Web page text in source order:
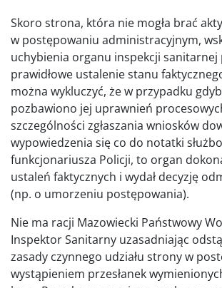
Skoro strona, która nie mogła brać
w postępowaniu administracyjnym,
uchybienia organu inspekcji sanitarnej
prawidłowe ustalenie stanu
można wykluczyć, że w przypadku
pozbawiono jej uprawnień
szczególności zgłaszania wniosków
wypowiedzenia się co do notatki
funkcjonariusza Policji, to organ
ustaleń faktycznych i wydał decyzję
(np. o umorzeniu postępowania).
Nie ma racji Mazowiecki Państwowy
Inspektor Sanitarny uzasadniając
zasady czynnego udziału strony w
wystąpieniem przesłanek